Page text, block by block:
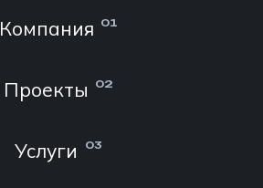
Компания 01
Проекты 02
Услуги 03